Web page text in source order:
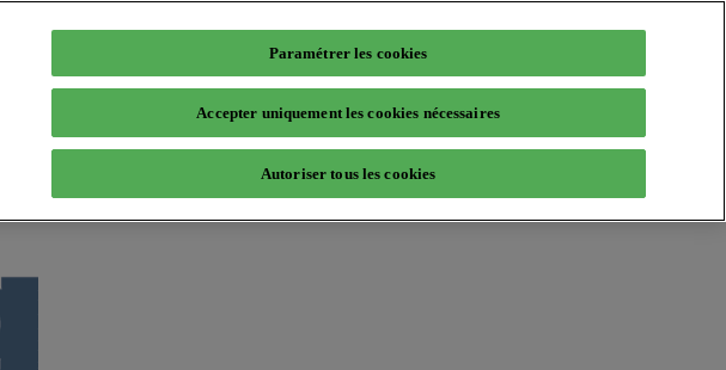
Paramétrer les cookies
Accepter uniquement les cookies nécessaires
Autoriser tous les cookies